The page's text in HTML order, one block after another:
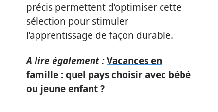
précis permettent d’optimiser cette
sélection pour stimuler
l’apprentissage de façon durable.
A lire également :Vacances en
famille : quel pays choisir avec bébé
ou jeune enfant ?